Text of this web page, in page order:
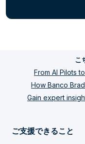
こ
From AI Pilots
How Banco
Gain expert
ご支援できること